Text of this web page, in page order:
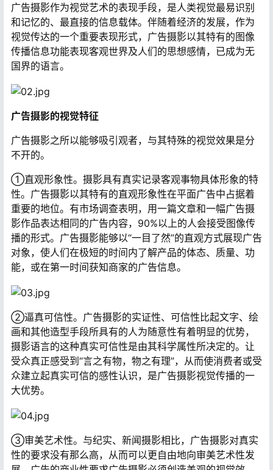
广告摄影作为视觉艺术的表现手段，是人类视觉最易识别
和记忆的、最直接的信息载体。伴随着经济的发展，作为
视觉传达的一个重要表现形式，广告摄影以其特有的图像
传播信息功能表现客观世界及人们的思想感情，已成为无
国界的语言。
广告摄影的视觉特征
广告摄影之所以能够吸引观者，与其特殊的视觉效果是分
不开的。
①直观形象性。摄影具有真实记录客观事物具体形象的特
性。广告摄影以其特有的直观形象性在平面广告中占据着
重要的地位。有市场调查表明，用一篇文章和一幅广告摄
影作品表达相同的广告内容，90%以上的人会接受图像传
播的形式。广告摄影能够以“一目了然”的直观方式展现广告
对象，使人们在极短的时间内了解产品的体态、质量、功
能，或在第一时间获知商家的广告信息。
②逼真可信性。广告摄影的实证性、可信性比起文字、绘
画和其他造型手段所具有的人为随意性有着明显的优势，
摄影语言的这种真实可信性是由其科学属性所决定的。让
受众真正感受到“言之有物，物之有理”，从而使消费者或受
众建立起真实可信的感性认识，是广告摄影视觉传播的一
大优势。
③审美艺术性。与纪实、新闻摄影相比，广告摄影对真实
性的要求没有那么高，从而可以更自由地向审美艺术性发